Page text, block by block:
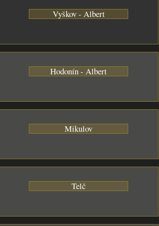
Vyškov - Albert
Hodonín - Albert
Mikulov
Telč